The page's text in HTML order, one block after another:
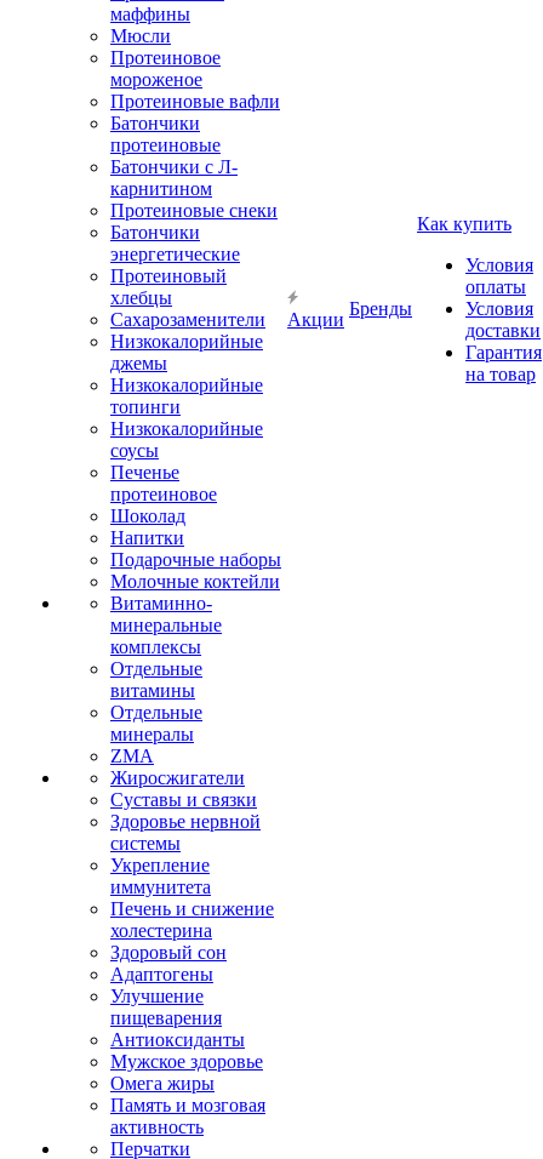
маффины
Мюсли
Протеиновое
мороженое
Протеиновые вафли
Батончики
протеиновые
Батончики с Л-
карнитином
Протеиновые снеки
Батончики
энергетические
Протеиновый
хлебцы
Сахарозаменители
Низкокалорийные
джемы
Низкокалорийные
топинги
Низкокалорийные
соусы
Печенье
протеиновое
Шоколад
Напитки
Подарочные наборы
Молочные коктейли
Витаминно-
минеральные
комплексы
Отдельные
витамины
Отдельные
минералы
ZMA
Жиросжигатели
Суставы и связки
Здоровье нервной
системы
Укрепление
иммунитета
Печень и снижение
холестерина
Здоровый сон
Адаптогены
Улучшение
пищеварения
Антиоксиданты
Мужское здоровье
Омега жиры
Память и мозговая
активность
Перчатки
Акции
Бренды
Как купить
Условия
оплаты
Условия
доставки
Гарантия
на товар